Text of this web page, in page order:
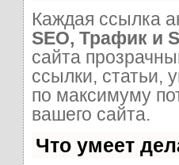
Каждая ссылка
SEO, Трафик и
сайта
ссылки, статьи,
по максимуму
вашего сайта.
Что умеет